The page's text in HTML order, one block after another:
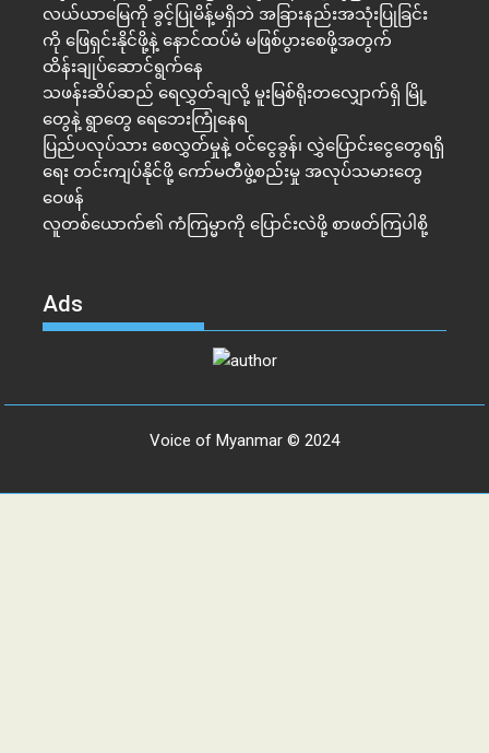
လယ်ယာမြေကို ခွင့်ပြုမိန့်မရှိဘဲ အခြားနည်းအသုံးပြုခြင်း
ကို ဖြေရှင်းနိုင်ဖို့နဲ့ နောင်ထပ်မံ မဖြစ်ပွားစေဖို့အတွက်
ထိန်းချုပ်ဆောင်ရွက်နေ
သဖန်းဆိပ်ဆည် ရေလွှတ်ချလို့ မူးမြစ်ရိုးတလျှောက်ရှိ မြို့
တွေနဲ့ ရွာတွေ ရေဘေးကြုံနေရ
ပြည်ပလုပ်သား စေလွှတ်မှုနဲ့ ဝင်ငွေခွန်၊ လွှဲပြောင်းငွေတွေရရှိ
ရေး တင်းကျပ်နိုင်ဖို့ ကော်မတီဖွဲ့စည်းမှု အလုပ်သမားတွေ
ဝေဖန်
လူတစ်ယောက်၏ ကံကြမ္မာကို ပြောင်းလဲဖို့ စာဖတ်ကြပါစို့
Ads
Voice of Myanmar © 2024